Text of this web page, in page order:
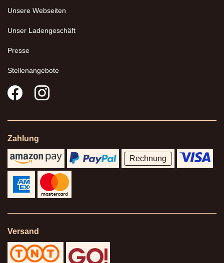
Unsere Webseiten
Unser Ladengeschäft
Presse
Stellenangebote
Zahlung
Rechnung
Versand